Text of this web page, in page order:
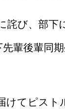
び、部
輩後輩
てピスト